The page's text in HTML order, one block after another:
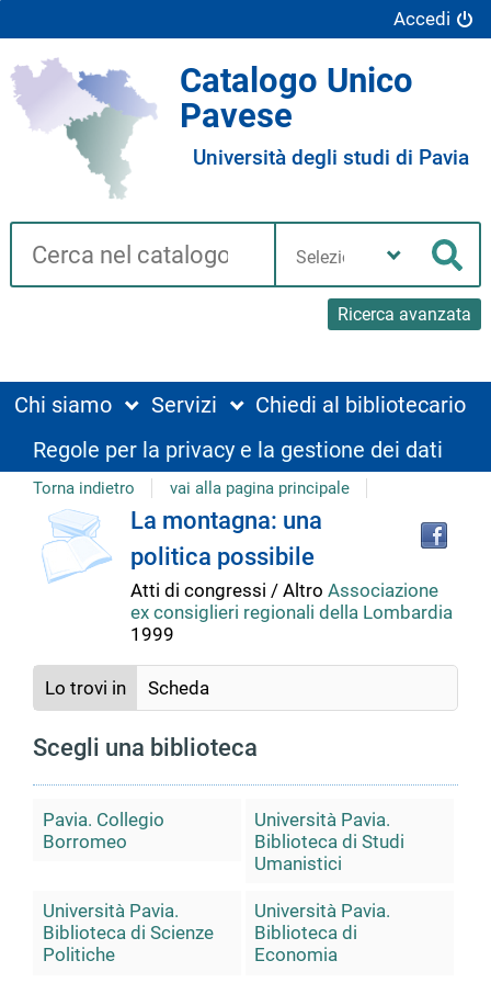
Accedi
Catalogo Unico
Pavese
Università degli studi di Pavia
Cerca su "Catalogo"
Ricerca avanzata
biblioteca
Chi siamo Servizi
Chiedi al bibliotecario
Regole per la privacy e la gestione dei dati
Torna indietro vai alla pagina principale
Dettaglio
del
documento
copertina
La montagna: una
politica possibile
Atti di congressi / Altro Associazione
ex consiglieri regionali della Lombardia
1999
Lo trovi in Scheda
Scegli una biblioteca
Pavia. Collegio
Borromeo
Università Pavia.
Biblioteca di Studi
Umanistici
Università Pavia.
Biblioteca di Scienze
Politiche
Università Pavia.
Biblioteca di
Economia